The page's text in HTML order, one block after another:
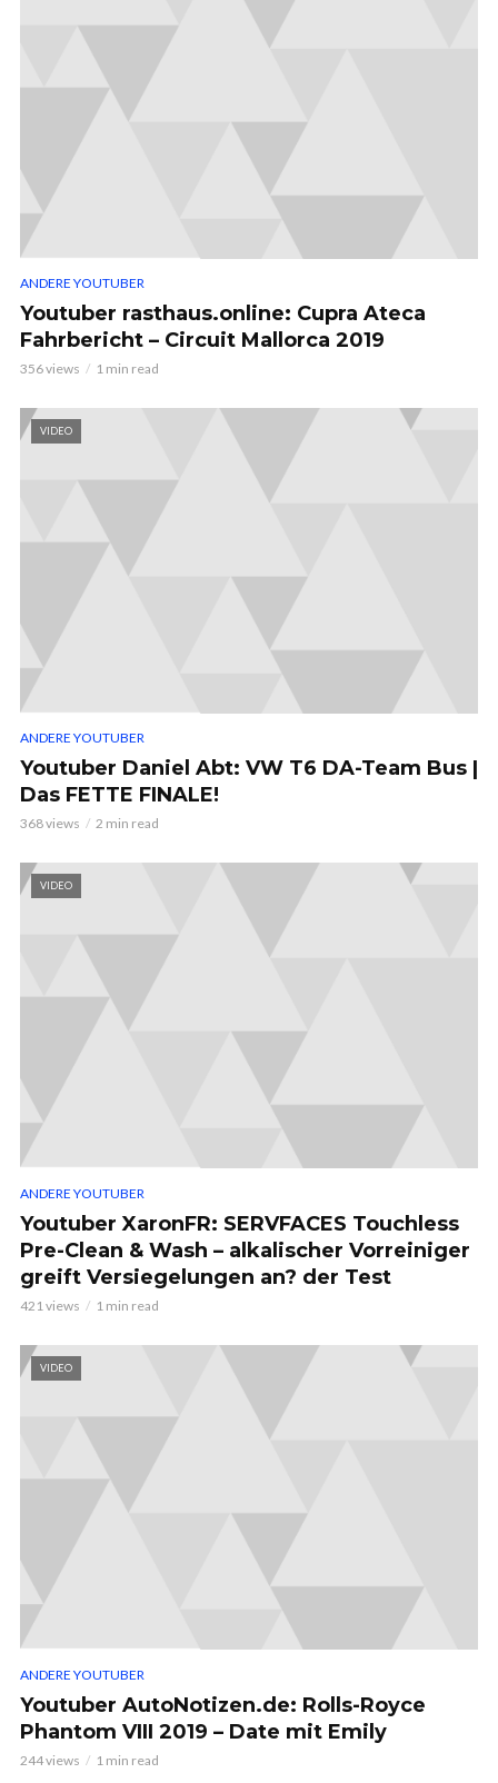
ANDERE YOUTUBER
Youtuber rasthaus.online: Cupra Ateca
Fahrbericht – Circuit Mallorca 2019
356 views 1 min read
VIDEO
ANDERE YOUTUBER
Youtuber Daniel Abt: VW T6 DA-Team Bus |
Das FETTE FINALE!
368 views 2 min read
VIDEO
ANDERE YOUTUBER
Youtuber XaronFR: SERVFACES Touchless
Pre-Clean & Wash – alkalischer Vorreiniger
greift Versiegelungen an? der Test
421 views 1 min read
VIDEO
ANDERE YOUTUBER
Youtuber AutoNotizen.de: Rolls-Royce
Phantom VIII 2019 – Date mit Emily
244 views 1 min read